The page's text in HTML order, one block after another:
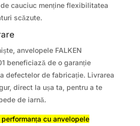
cauciuc menține flexibilitatea
scăzute.
anvelopele FALKEN
beneficiază de o garanție
defectelor de fabricație. Livrarea
direct la ușa ta, pentru a te
de iarnă.
cu anvelopele